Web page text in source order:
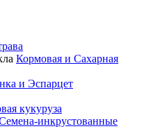
Кормовая и Сахарная
и Эспарцет
кукуруза
инкрустованные